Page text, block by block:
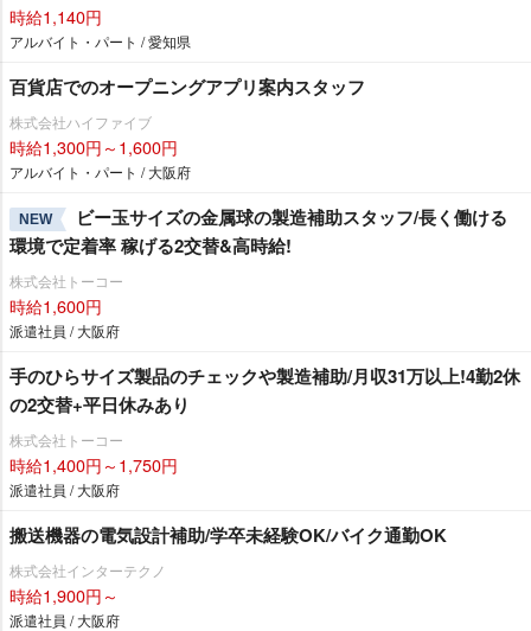
時給1,140円
アルバイト・パート / 愛知県
百貨店でのオープニングアプリ案内スタッフ
株式会社ハイファイブ
時給1,300円～1,600円
アルバイト・パート / 大阪府
NEW
ビー玉サイズの金属球の製造補助スタッフ/長く働ける
環境で定着率 稼げる2交替&高時給!
株式会社トーコー
時給1,600円
派遣社員 / 大阪府
手のひらサイズ製品のチェックや製造補助/月収31万以上!4勤2休
の2交替+平日休みあり
株式会社トーコー
時給1,400円～1,750円
派遣社員 / 大阪府
搬送機器の電気設計補助/学卒未経験OK/バイク通勤OK
株式会社インターテクノ
時給1,900円～
派遣社員 / 大阪府